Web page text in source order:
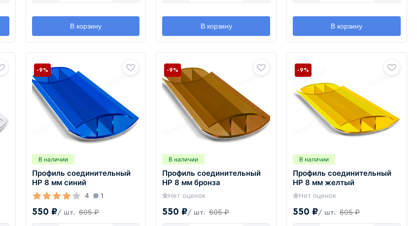
В корзину В корзину В корзину
В наличии
Профиль соединительный
HP 8 мм синий
4 1
550 ₽/ шт. 605 ₽
-9%
В наличии
Профиль соединительный
HP 8 мм бронза
Нет оценок
550 ₽/ шт. 605 ₽
-9%
В наличии
Профиль соединительный
HP 8 мм желтый
Нет оценок
550 ₽/ шт. 605 ₽
-9%